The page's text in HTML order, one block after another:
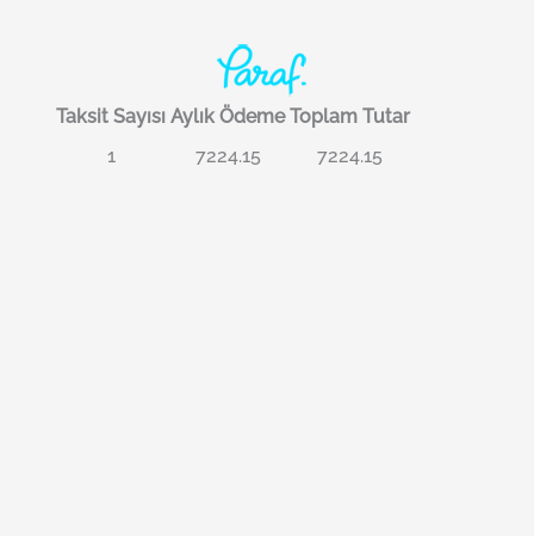
Taksit Sayısı Aylık Ödeme Toplam Tutar
1
7224.15 7224.15